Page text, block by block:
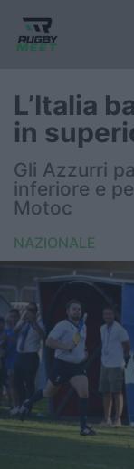
Nazionale
Nazionali
Rugby Sevens
FIR
Internazionale
6 Nazioni
United
Top14
L’Italia
in
Gli Azzurri
inferiore e
Motoc
NAZIONALE